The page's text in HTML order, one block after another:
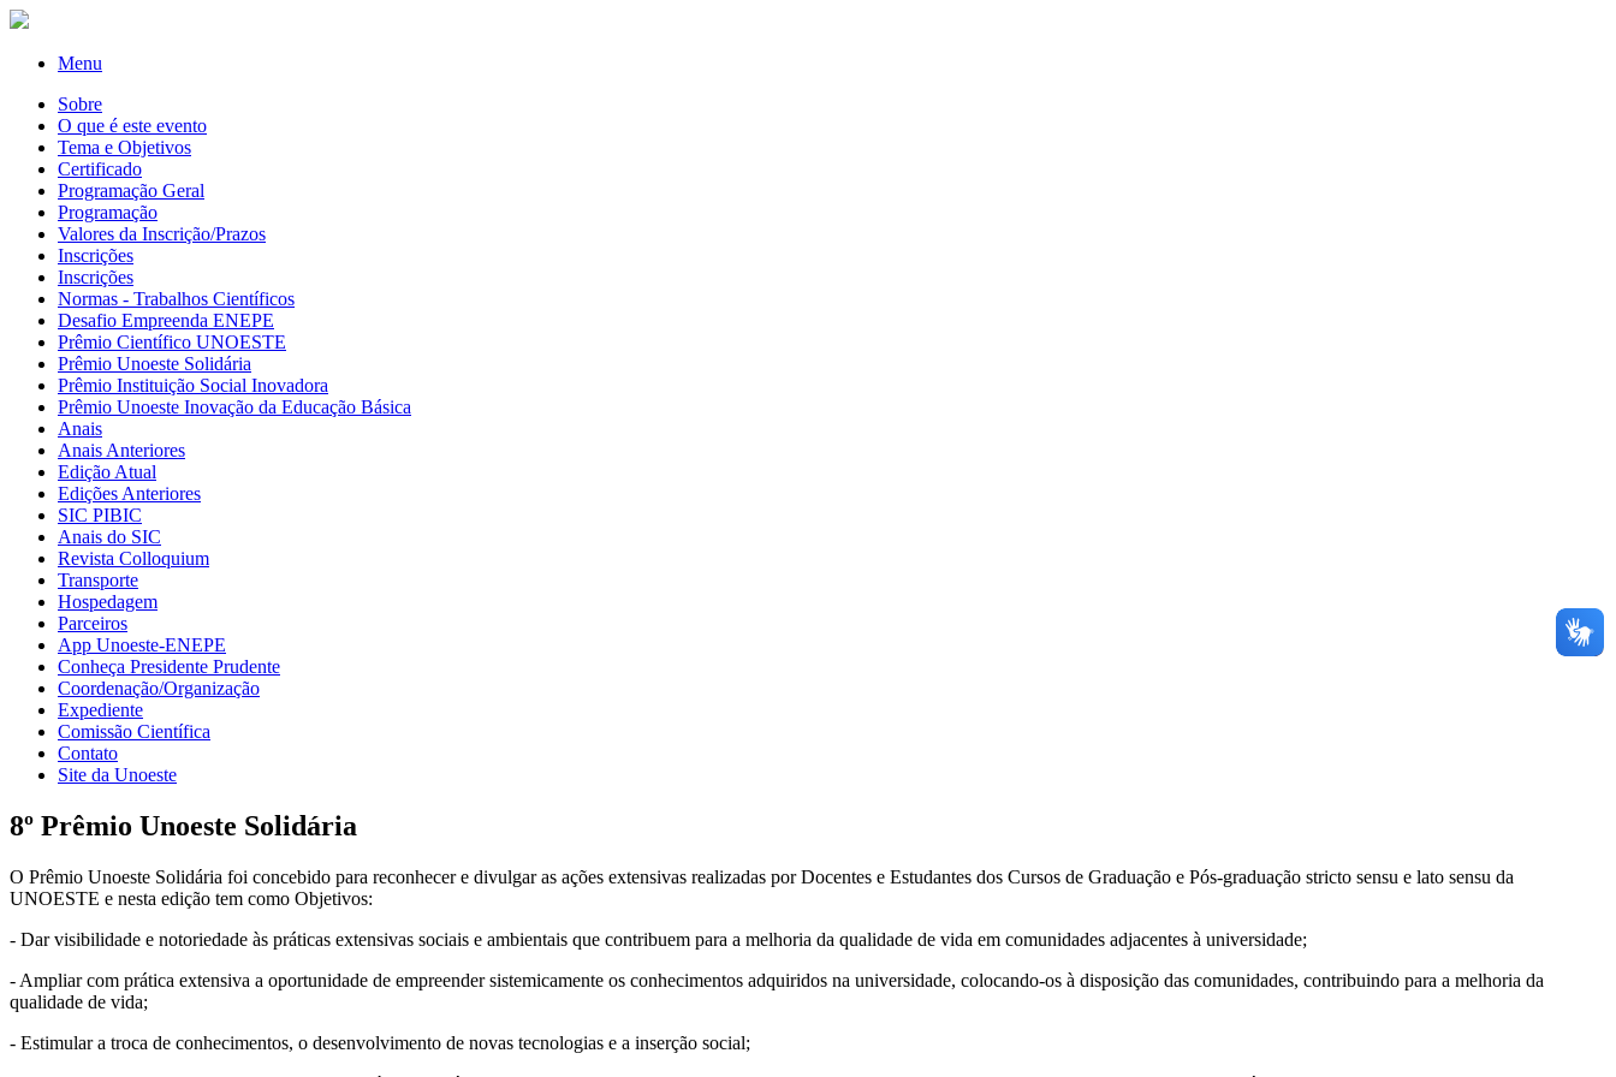
Menu
Sobre
O que é este evento
Tema e Objetivos
Certificado
Programação Geral
Programação
Valores da Inscrição/Prazos
Inscrições
Inscrições
Normas - Trabalhos Científicos
Desafio Empreenda ENEPE
Prêmio Científico UNOESTE
Prêmio Unoeste Solidária
Prêmio Instituição Social Inovadora
Prêmio Unoeste Inovação da Educação Básica
Anais
Anais Anteriores
Edição Atual
Edições Anteriores
SIC PIBIC
Anais do SIC
Revista Colloquium
Transporte
Hospedagem
Parceiros
App Unoeste-ENEPE
Conheça Presidente Prudente
Coordenação/Organização
Expediente
Comissão Científica
Contato
Site da Unoeste
8º Prêmio Unoeste Solidária
O Prêmio Unoeste Solidária foi concebido para reconhecer e divulgar as ações extensivas realizadas por Docentes e Estudantes dos Cursos de Graduação e Pós-graduação stricto sensu e lato sensu da
UNOESTE e nesta edição tem como Objetivos:
- Dar visibilidade e notoriedade às práticas extensivas sociais e ambientais que contribuem para a melhoria da qualidade de vida em comunidades adjacentes à universidade;
- Ampliar com prática extensiva a oportunidade de empreender sistemicamente os conhecimentos adquiridos na universidade, colocando-os à disposição das comunidades, contribuindo para a melhoria da
qualidade de vida;
- Estimular a troca de conhecimentos, o desenvolvimento de novas tecnologias e a inserção social;